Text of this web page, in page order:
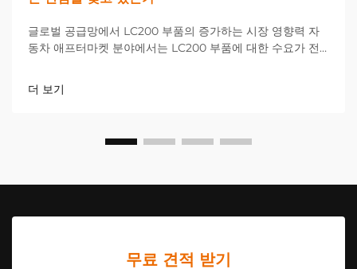
글로벌 공급망에서 LC200 부품의 증가하는 시장 영향력 자
동차 애프터마켓 분야에서는 LC200 부품에 대한 수요가 전
체들에게 새로운 기회와 과제를 제공하고 있습니다...
더 보기
무료 견적 받기